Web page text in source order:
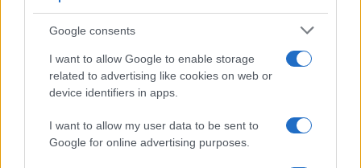
Google consents
I want to allow Google to enable storage
related to advertising like cookies on web or
device identifiers in apps.
I want to allow my user data to be sent to
Google for online advertising purposes.
Syndication
Culture